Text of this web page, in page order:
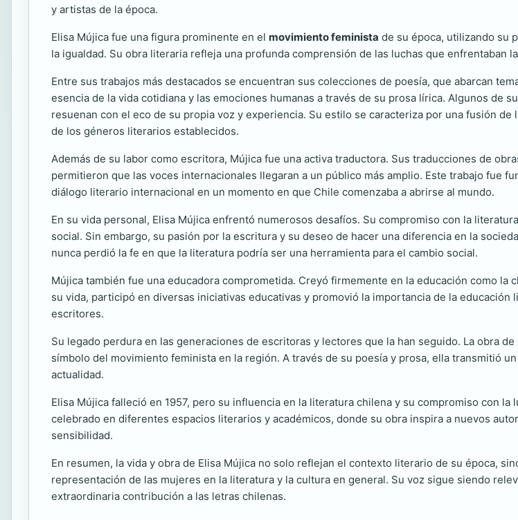
y artistas de la época.
Elisa Mújica fue una figura prominente en el movimiento feminista de su época, utilizando su
la igualdad. Su obra literaria refleja una profunda comprensión de las luchas que enfrentaban
Entre sus trabajos más destacados se encuentran sus colecciones de poesía, que abarcan
esencia de la vida cotidiana y las emociones humanas a través de su prosa lírica. Algunos de
resuenan con el eco de su propia voz y experiencia. Su estilo se caracteriza por una fusión de
de los géneros literarios establecidos.
Además de su labor como escritora, Mújica fue una activa traductora. Sus traducciones de
permitieron que las voces internacionales llegaran a un público más amplio. Este trabajo fue
diálogo literario internacional en un momento en que Chile comenzaba a abrirse al mundo.
En su vida personal, Elisa Mújica enfrentó numerosos desafíos. Su compromiso con la
social. Sin embargo, su pasión por la escritura y su deseo de hacer una diferencia en la
nunca perdió la fe en que la literatura podría ser una herramienta para el cambio social.
Mújica también fue una educadora comprometida. Creyó firmemente en la educación como
su vida, participó en diversas iniciativas educativas y promovió la importancia de la
escritores.
Su legado perdura en las generaciones de escritoras y lectores que la han seguido. La obra
símbolo del movimiento feminista en la región. A través de su poesía y prosa, ella transmitió
actualidad.
Elisa Mújica falleció en 1957, pero su influencia en la literatura chilena y su compromiso con
celebrado en diferentes espacios literarios y académicos, donde su obra inspira a nuevos
sensibilidad.
En resumen, la vida y obra de Elisa Mújica no solo reflejan el contexto literario de su época,
representación de las mujeres en la literatura y la cultura en general. Su voz sigue siendo
extraordinaria contribución a las letras chilenas.